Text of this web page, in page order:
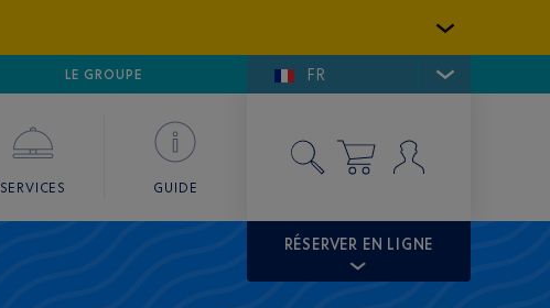
GOLFE DE SAINT-TROPEZ
LE GROUPE FR
SERVICES GUIDE
RÉSERVER EN LIGNE